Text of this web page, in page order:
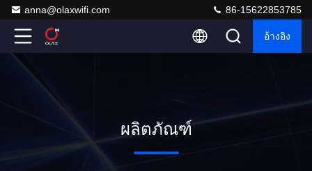
anna@olaxwifi.com 86-15622853785
อ้างอิง
ผลิตภัณฑ์